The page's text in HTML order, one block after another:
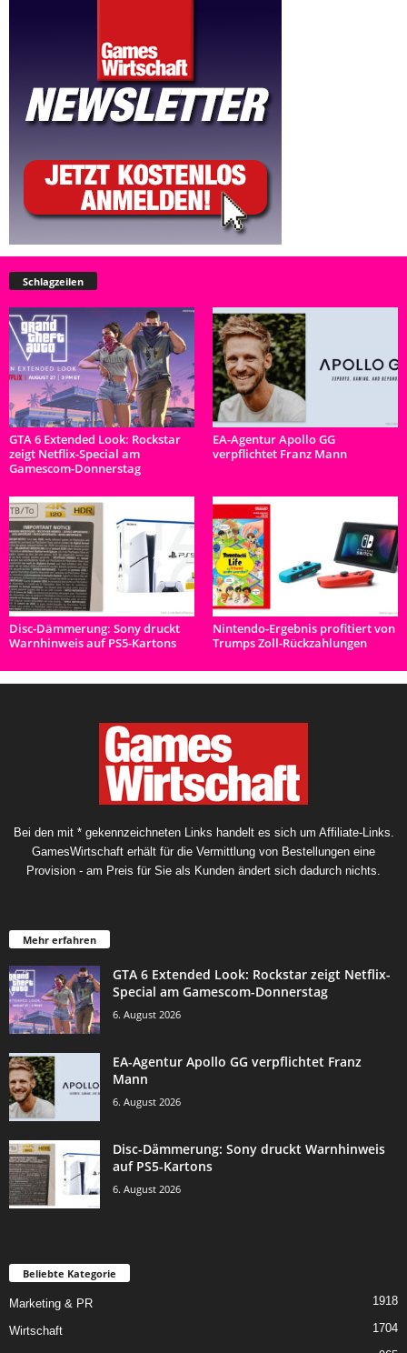
Schlagzeilen
GTA 6 Extended Look: Rockstar
zeigt Netflix-Special am
Gamescom-Donnerstag
EA-Agentur Apollo GG
verpflichtet Franz Mann
Disc-Dämmerung: Sony druckt
Warnhinweis auf PS5-Kartons
Nintendo-Ergebnis profitiert von
Trumps Zoll-Rückzahlungen
Bei den mit * gekennzeichneten Links handelt es sich um Affiliate-Links.
GamesWirtschaft erhält für die Vermittlung von Bestellungen eine
Provision - am Preis für Sie als Kunden ändert sich dadurch nichts.
Mehr erfahren
GTA 6 Extended Look: Rockstar zeigt Netflix-
Special am Gamescom-Donnerstag
6. August 2026
EA-Agentur Apollo GG verpflichtet Franz
Mann
6. August 2026
Disc-Dämmerung: Sony druckt Warnhinweis
auf PS5-Kartons
6. August 2026
Beliebte Kategorie
Marketing & PR 1918
Wirtschaft 1704